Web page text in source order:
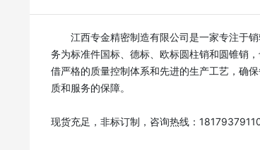
务为标准件国标、德标、欧标圆柱销和圆锥销
借严格的质量控制体系和先进的生产工艺，确
质和服务的保障。
现货充足，非标订制，咨询热线：